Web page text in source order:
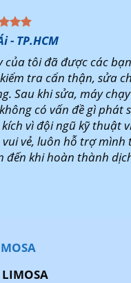
- TP.HCM
của tôi đã được các
tra cẩn thận, sửa
Sau khi sửa, máy
có vấn đề gì phát
vì đội ngũ kỹ thuật
vẻ, luôn hỗ trợ mình
đến khi hoàn thành
LIMOSA